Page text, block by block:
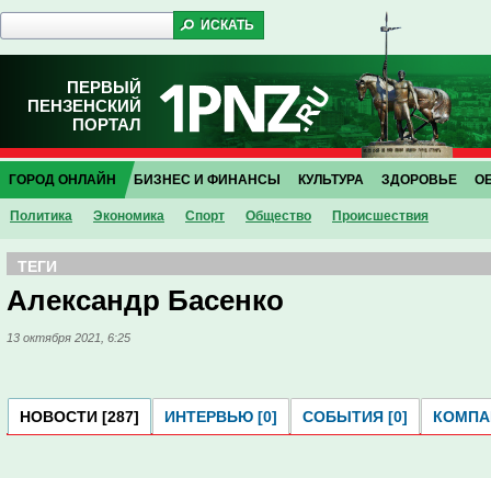
ПЕРВЫЙ
ПЕНЗЕНСКИЙ
ПОРТАЛ
ГОРОД ОНЛАЙН
Политика Экономика Спорт Общество Проиcшествия
БИЗНЕС И ФИНАНСЫ КУЛЬТУРА ЗДОРОВЬЕ
ТЕГИ
Александр Басенко
13 октября 2021, 6:25
НОВОСТИ [287] ИНТЕРВЬЮ [0] СОБЫТИЯ [0]